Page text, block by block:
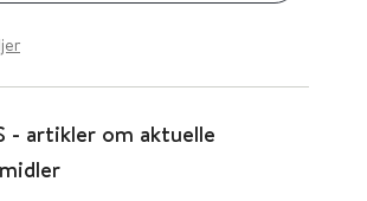
- artikler om aktuelle